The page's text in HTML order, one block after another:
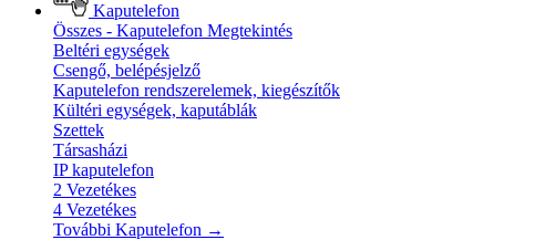
Kaputelefon
Összes - Kaputelefon Megtekintés
Beltéri egységek
Csengő, belépésjelző
Kaputelefon rendszerelemek, kiegészítők
Kültéri egységek, kaputáblák
Szettek
Társasházi
IP kaputelefon
2 Vezetékes
4 Vezetékes
További Kaputelefon →